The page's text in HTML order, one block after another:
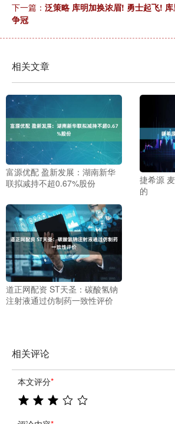
下一篇： 泛策略 库明加换浓眉! 勇士起飞!
争冠
相关文章
富源优配 盈新发展：湖南新华
联拟减持不超0.67%股份
捷希源
的
道正网配资 ST天圣：碳酸氢钠
注射液通过仿制药一致性评价
相关评论
本文评分*